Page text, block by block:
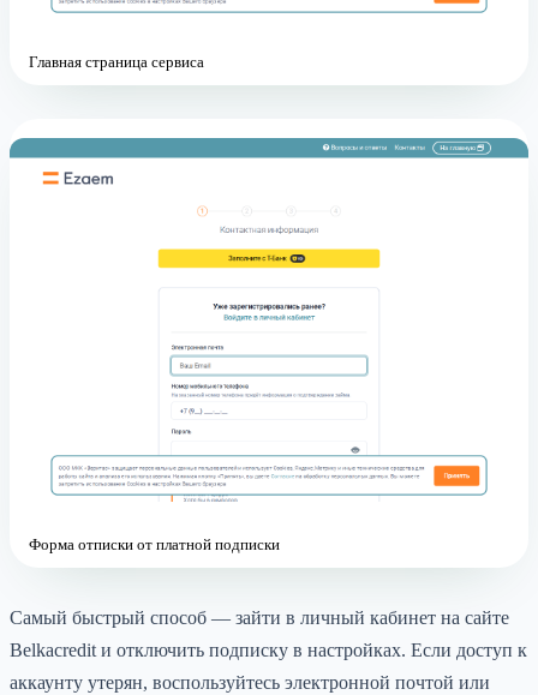
Главная страница сервиса
Форма отписки от платной подписки
Самый быстрый способ — зайти в личный кабинет на сайте
Belkacredit и отключить подписку в настройках. Если доступ к
аккаунту утерян, воспользуйтесь электронной почтой или